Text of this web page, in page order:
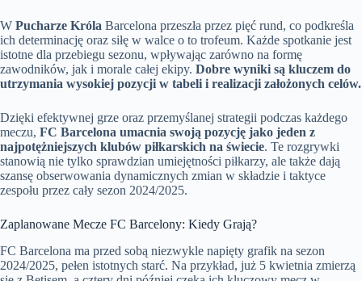
W Pucharze Króla Barcelona przeszła przez pięć rund, co podkreśla
ich determinację oraz siłę w walce o to trofeum. Każde spotkanie jest
istotne dla przebiegu sezonu, wpływając zarówno na formę
zawodników, jak i morale całej ekipy. Dobre wyniki są kluczem do
utrzymania wysokiej pozycji w tabeli i realizacji założonych celów.
Dzięki efektywnej grze oraz przemyślanej strategii podczas każdego
meczu, FC Barcelona umacnia swoją pozycję jako jeden z
najpotężniejszych klubów piłkarskich na świecie. Te rozgrywki
stanowią nie tylko sprawdzian umiejętności piłkarzy, ale także dają
szansę obserwowania dynamicznych zmian w składzie i taktyce
zespołu przez cały sezon 2024/2025.
Zaplanowane Mecze FC Barcelony: Kiedy Grają?
FC Barcelona ma przed sobą niezwykle napięty grafik na sezon
2024/2025, pełen istotnych starć. Na przykład, już 5 kwietnia zmierzą